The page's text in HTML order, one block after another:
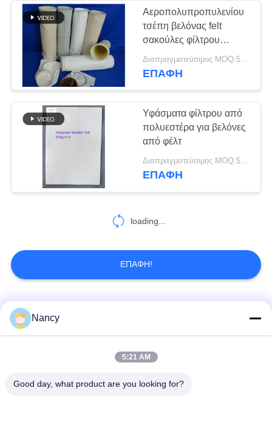
Αεροπολυπροπυλενίου
τσέπη βελόνας felt
σακούλες φίλτρου
1000mm~8000mm
μήκος
Διαπραγματεύσιμος MOQ:50 τεμ
ΕΠΑΦΉ
Υφάσματα φίλτρου από
πολυεστέρα για βελόνες
από φέλτ
Διαπραγματεύσιμος MOQ:50 τεμ
ΕΠΑΦΉ
loading...
ΕΠΑΦΉ!
Λαϊκή κατηγορία
Τύπος φίλτρου
Nancy
5:21 AM
Good day, what product are you looking for?